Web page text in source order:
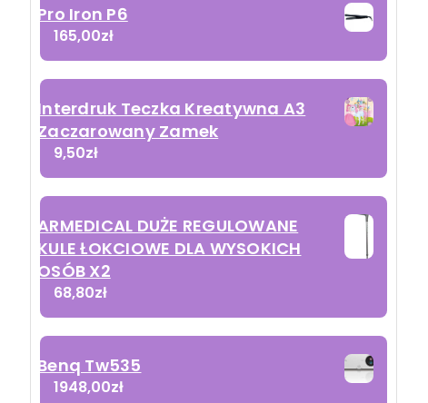
Pro Iron P6
165,00zł
Interdruk Teczka Kreatywna A3
Zaczarowany Zamek
9,50zł
ARMEDICAL DUŻE REGULOWANE
KULE ŁOKCIOWE DLA WYSOKICH
OSÓB X2
68,80zł
Benq Tw535
1948,00zł